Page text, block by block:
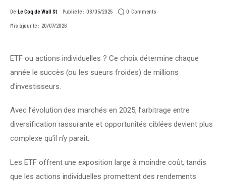
De Le Coq de Wall St Publié le : 08/05/2025 0 Comments
Mis à jour le : 20/07/2026
ETF ou actions individuelles ? Ce choix détermine chaque
année le succès (ou les sueurs froides) de millions
d’investisseurs.
Avec l’évolution des marchés en 2025, l’arbitrage entre
diversification rassurante et opportunités ciblées devient plus
complexe qu’il n’y paraît.
Les ETF offrent une exposition large à moindre coût, tandis
que les actions individuelles promettent des rendements